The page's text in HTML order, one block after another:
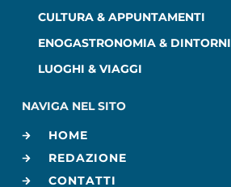
CULTURA & APPUNTAMENTI
ENOGASTRONOMIA & DINTORNI
LUOGHI & VIAGGI
NAVIGA NEL SITO
HOME
REDAZIONE
CONTATTI